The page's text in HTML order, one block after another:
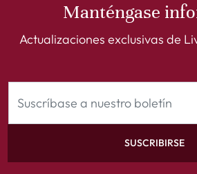
Manténgase
Actualizaciones exclusivas de
SUSCRIBIRSE